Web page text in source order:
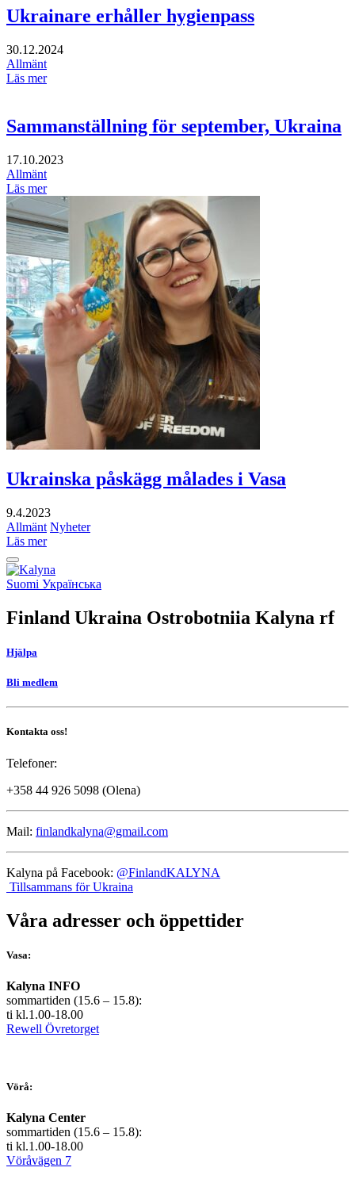
Ukrainare erhåller hygienpass
30.12.2024
Allmänt
Läs mer
Sammanställning för september, Ukraina
17.10.2023
Allmänt
Läs mer
Ukrainska påskägg målades i Vasa
9.4.2023
Allmänt Nyheter
Läs mer
Tillbaka
upp
Social
Suomi Українська
Finland Ukraina Ostrobotniia Kalyna rf
Hjälpa
Bli medlem
Kontakta oss!
Telefoner:
+358 44 926 5098 (Olena)
Mail: finlandkalyna@gmail.com
Kalyna på Facebook: @FinlandKALYNA
Tillsammans för Ukraina
Våra adresser och öppettider
Vasa:
Kalyna INFO
sommartiden (15.6 – 15.8):
ti kl.1.00-18.00
Rewell Övretorget
Vörå:
Kalyna Center
sommartiden (15.6 – 15.8):
ti kl.1.00-18.00
Vöråvägen 7